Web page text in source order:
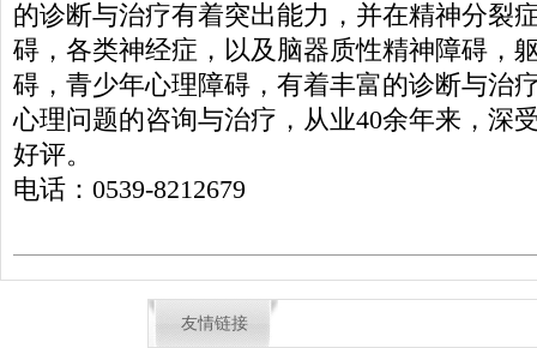
的诊断与治疗有着突出能力，并在精神分裂
碍，各类神经症，以及脑器质性精神障碍，
碍，青少年心理障碍，有着丰富的诊断与治
心理问题的咨询与治疗，从业40余年来，深
好评。
电话：0539-8212679
友情链接